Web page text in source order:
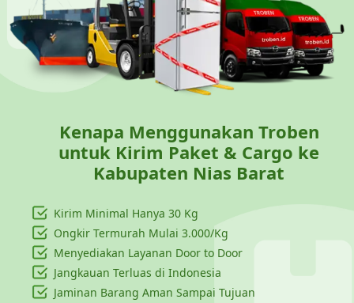
Kenapa Menggunakan Troben
untuk Kirim Paket & Cargo ke
Kabupaten Nias Barat
Kirim Minimal Hanya 30 Kg
Ongkir Termurah Mulai 3.000/Kg
Menyediakan Layanan Door to Door
Jangkauan Terluas di Indonesia
Jaminan Barang Aman Sampai Tujuan